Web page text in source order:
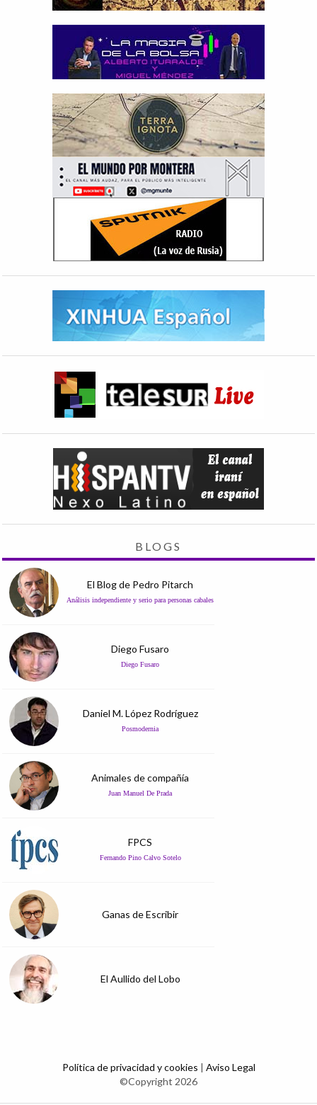
BLOGS
El Blog de Pedro Pitarch
Análisis independiente y serio para personas cabales
Diego Fusaro
Diego Fusaro
Daniel M. López Rodríguez
Posmodernia
Animales de compañía
Juan Manuel De Prada
FPCS
Fernando Pino Calvo Sotelo
Ganas de Escribir
El Aullido del Lobo
Política de privacidad y cookies | Aviso Legal
©Copyright 2026